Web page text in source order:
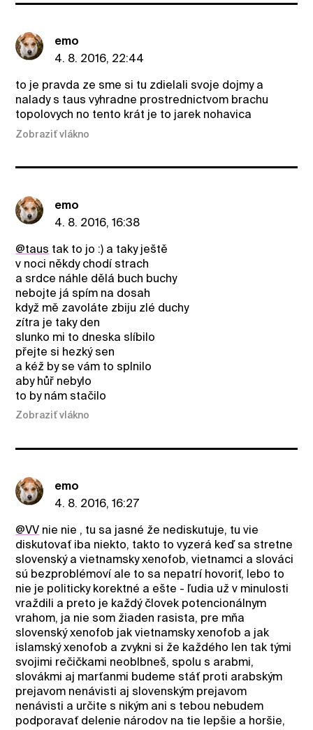
emo
4. 8. 2016, 22:44
to je pravda ze sme si tu zdielali svoje dojmy a
nalady s taus vyhradne prostrednictvom brachu
topolovych no tento krát je to jarek nohavica
Zobraziť vlákno
emo
4. 8. 2016, 16:38
@taus tak to jo :) a taky ještě
v noci někdy chodí strach
a srdce náhle dělá buch buchy
nebojte já spím na dosah
když mě zavoláte zbiju zlé duchy
zítra je taky den
slunko mi to dneska slíbilo
přejte si hezký sen
a kéž by se vám to splnilo
aby hůř nebylo
to by nám stačilo
Zobraziť vlákno
emo
4. 8. 2016, 16:27
@VV nie nie , tu sa jasné že nediskutuje, tu vie
diskutovať iba niekto, takto to vyzerá keď sa stretne
slovenský a vietnamsky xenofob, vietnamci a slováci
sú bezproblémoví ale to sa nepatrí hovoriť, lebo to
nie je politicky korektné a ešte - ľudia už v minulosti
vraždili a preto je každý človek potencionálnym
vrahom, ja nie som žiaden rasista, pre mňa
slovenský xenofob jak vietnamsky xenofob a jak
islamský xenofob a zvykni si že každého len tak tými
svojimi rečičkami neoblbneš, spolu s arabmi,
slovákmi aj marťanmi budeme stáť proti arabským
prejavom nenávisti aj slovenským prejavom
nenávisti a určite s nikým ani s tebou nebudem
podporavať delenie národov na tie lepšie a horšie,